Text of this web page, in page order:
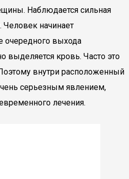
Наблюдается сильная
начинает
очередного выхода
выделяется кровь. Часто это
внутри расположенный
серьезным явлением,
лечения.